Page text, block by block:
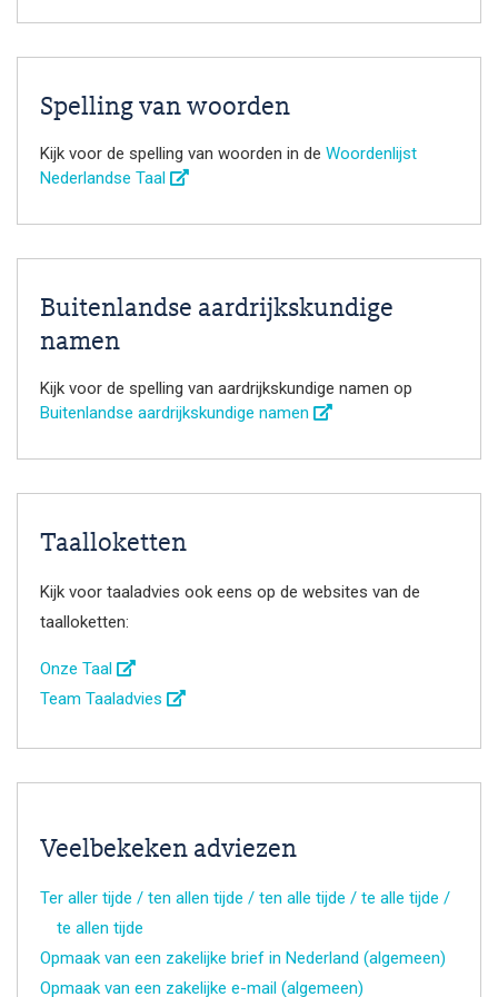
Spelling van woorden
Kijk voor de spelling van woorden in de Woordenlijst
Nederlandse Taal
Buitenlandse aardrijkskundige
namen
Kijk voor de spelling van aardrijkskundige namen op
Buitenlandse aardrijkskundige namen
Taalloketten
Kijk voor taaladvies ook eens op de websites van de
taalloketten:
Onze Taal
Team Taaladvies
Veelbekeken adviezen
Ter aller tijde / ten allen tijde / ten alle tijde / te alle tijde /
te allen tijde
Opmaak van een zakelijke brief in Nederland (algemeen)
Opmaak van een zakelijke e-mail (algemeen)